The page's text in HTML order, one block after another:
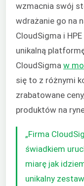
wzmacnia swój
wdrażanie go na
CloudSigma i
unikalną
CloudSigma w
się to z różnymi
zrabatowane
produktów na
„Firma
świadkiem
miarę jak
unikalny